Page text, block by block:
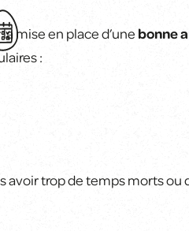
mise en place d’une bonne
:
avoir trop de temps morts ou